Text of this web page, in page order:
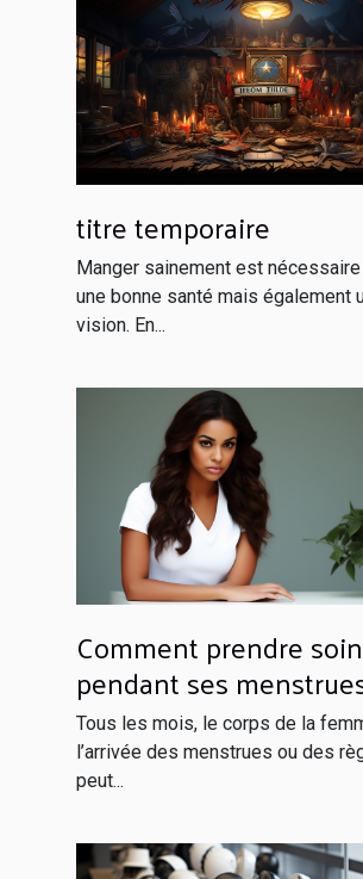
titre temporaire
Manger sainement est
une bonne santé mais également
vision. En...
Comment prendre
pendant ses
Tous les mois, le corps de la
l’arrivée des menstrues ou des
peut...